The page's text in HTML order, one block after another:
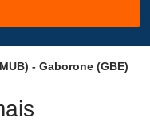
- Gaborone (GBE)